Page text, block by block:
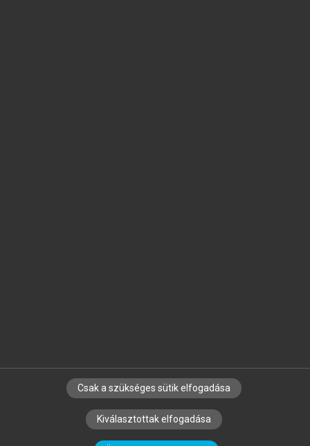
SZERZŐKNEK CÉGEKNEK KÖNYVTÁROSOKNAK
SZERKESZTÉSI ÉS LEKTORÁLÁSI ALAPELVEK
Csak a szükséges sütik elfogadása
Kiválasztottak elfogadása